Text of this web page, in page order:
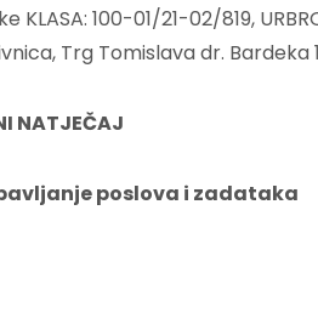
KLASA: 100-01/21-02/819,
Trg Tomislava dr. Bardeka
NATJEČAJ
poslova i zadataka